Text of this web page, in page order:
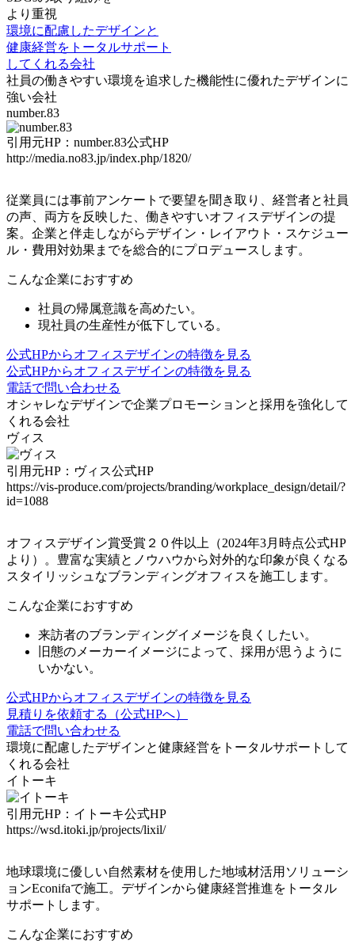
より重視
環境に配慮したデザインと
健康経営をトータルサポート
してくれる会社
社員の働きやすい環境を追求した機能性に優れたデザインに
強い会社
number.83
引用元HP：number.83公式HP
http://media.no83.jp/index.php/1820/
従業員には事前アンケートで要望を聞き取り、経営者と社員
の声、両方を反映した
、働きやすいオフィスデザインの提
案。企業と伴走しながらデザイン・レイアウト・スケジュー
ル・費用対効果までを総合的にプロデュースします。
こんな企業におすすめ
社員の帰属意識を高めたい。
現社員の生産性が低下している。
公式HPからオフィスデザインの特徴を見る
公式HPからオフィスデザインの特徴を見る
電話で問い合わせる
オシャレなデザインで企業プロモーションと採用を強化して
くれる会社
ヴィス
引用元HP：ヴィス公式HP
https://vis-produce.com/projects/branding/workplace_design/detail/?
id=1088
オフィスデザイン賞受賞２０件以上（2024年3月時点公式HP
より）。豊富な実績とノウハウから対外的な印象が良くなる
スタイリッシュなブランディングオフィス を施工します。
こんな企業におすすめ
来訪者のブランディングイメージを良くしたい。
旧態のメーカーイメージによって、採用が思うように
いかない。
公式HPからオフィスデザインの特徴を見る
見積りを依頼する（公式HPへ）
電話で問い合わせる
環境に配慮したデザインと健康経営をトータルサポート して
くれる会社
イトーキ
引用元HP：イトーキ公式HP
https://wsd.itoki.jp/projects/lixil/
地球環境に優しい自然素材を使用した地域材活用ソリューシ
ョンEconifaで施工。デザインから健康経営推進をトータル
サポートします。
こんな企業におすすめ